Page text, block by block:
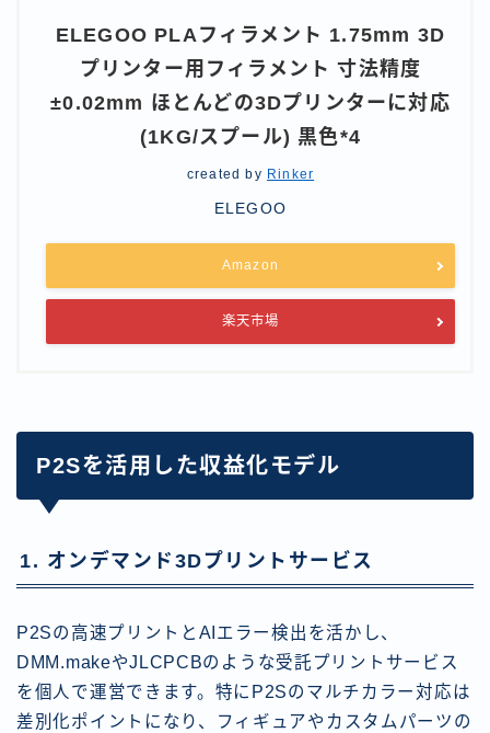
ELEGOO PLAフィラメント 1.75mm 3D
プリンター用フィラメント 寸法精度
±0.02mm ほとんどの3Dプリンターに対応
(1KG/スプール) 黒色*4
created by Rinker
ELEGOO
Amazon
楽天市場
P2Sを活用した収益化モデル
1. オンデマンド3Dプリントサービス
P2Sの高速プリントとAIエラー検出を活かし、
DMM.makeやJLCPCBのような受託プリントサービス
を個人で運営できます。特にP2Sのマルチカラー対応は
差別化ポイントになり、フィギュアやカスタムパーツの